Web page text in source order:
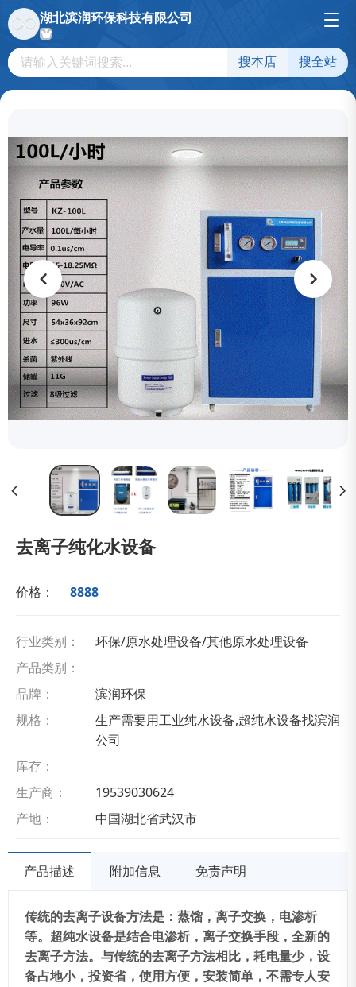
湖北滨润环保科技有限公司
搜本店 搜全站
去离子纯化水设备
价格： 8888
行业类别：
环保/原水处理设备/其他原水处理设备
产品类别：
品牌：
滨润环保
规格：
生产需要用工业纯水设备,超纯水设备找滨润
公司
库存：
生产商：
19539030624
产地：
中国湖北省武汉市
产品描述 附加信息 免责声明
传统的去离子设备方法是 ： 蒸馏 ， 离子交换 ， 电渗析
等。超纯水设备是结合电渗析 ， 离子交换手段 ， 全新的
去离子方法。与传统的去离子方法相比 ， 耗电量少， 设
备占地小， 投资省， 使用方便 ， 安装简单 ， 不需专人安